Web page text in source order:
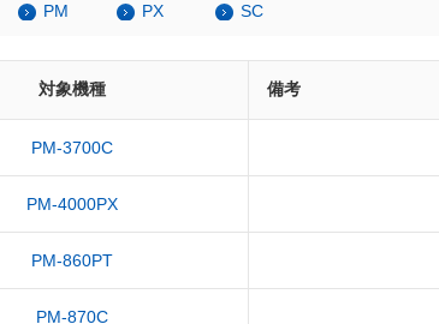
PM PX SC
対象機種 備考
PM-3700C
PM-4000PX
PM-860PT
PM-870C